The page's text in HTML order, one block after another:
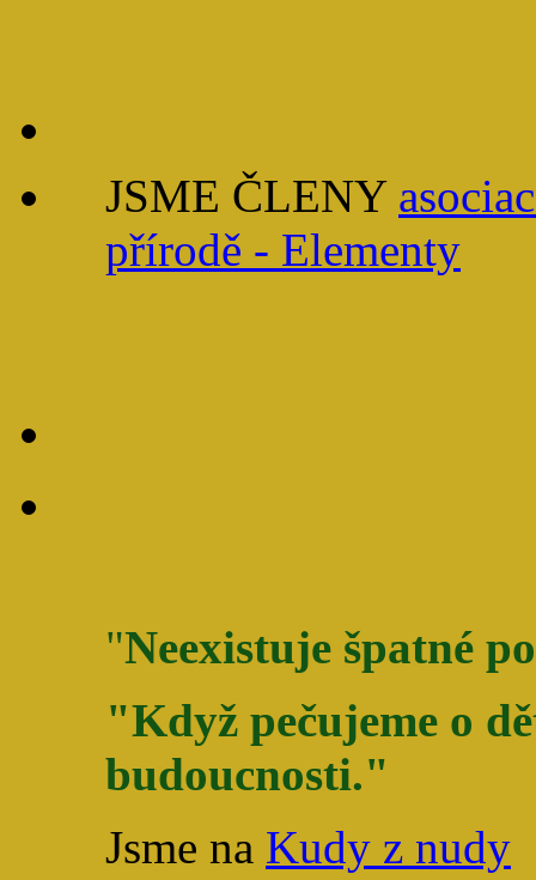
JSME ČLENY
přírodě - Elementy
"Neexistuje špatné
"Když pečujeme o
budoucnosti."
Jsme na Kudy z nudy